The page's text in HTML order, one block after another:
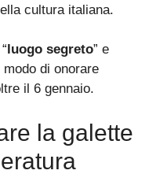
cultura italiana.
luogo segreto” e
di onorare
il 6 gennaio.
la galette